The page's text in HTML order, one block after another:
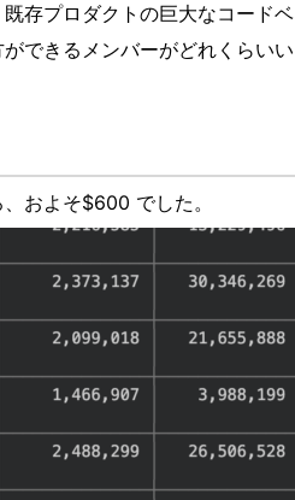
存プロダクトの巨大なコードベ
できるメンバーがどれくらいい
およそ$600 でした。